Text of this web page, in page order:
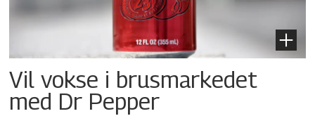
Vil vokse i brusmarkedet
med Dr Pepper